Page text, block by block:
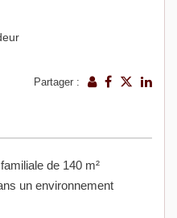
Partager :
de 140 m²
un environnement